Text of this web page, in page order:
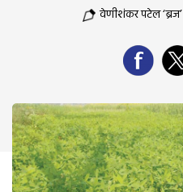
वेणीशंकर पटेल ‘ब्रज’